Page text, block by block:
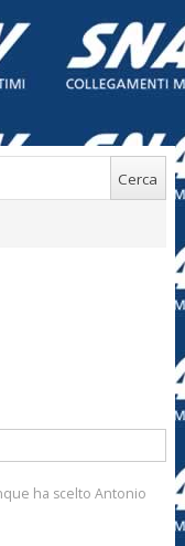
ha scelto Antonio